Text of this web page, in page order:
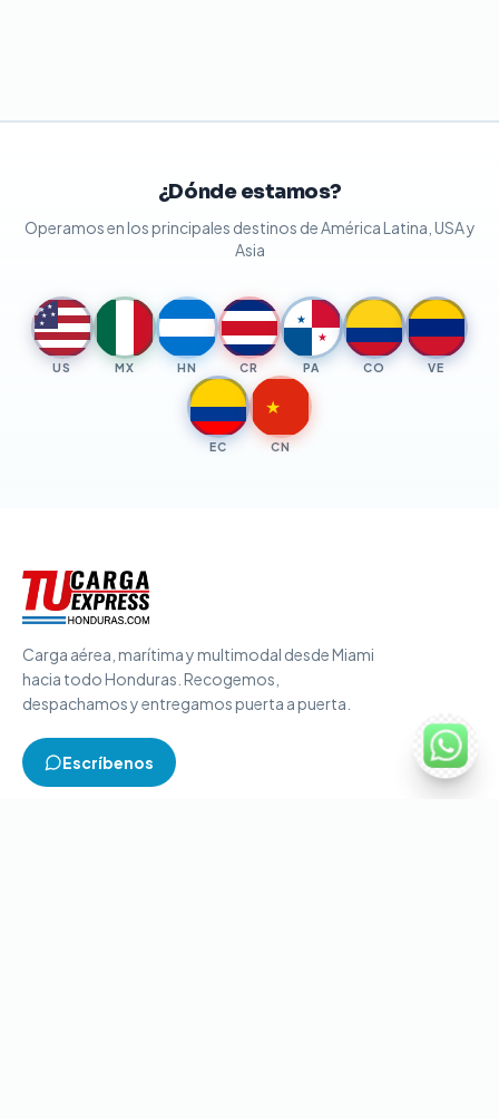
¿Dónde estamos?
Operamos en los principales destinos de América Latina, USA y
Asia
★ ★
★ ★
★
US MX HN CR
★
★
PA CO VE
EC
★
CN
Carga aérea, marítima y multimodal desde Miami
hacia todo Honduras. Recogemos,
despachamos y entregamos puerta a puerta.
Escríbenos